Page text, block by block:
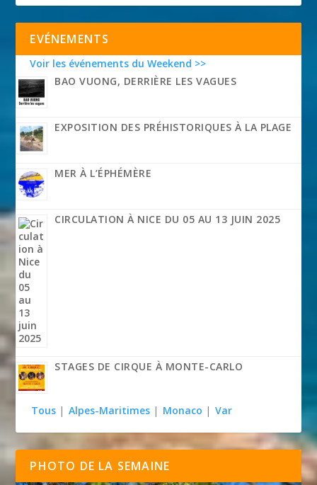
EVÉNEMENTS
Voir les événements du Weekend >>
BAO VUONG, DERRIÈRE LES VAGUES
EXPOSITION DES PRÉHISTORIQUES À LA PLAGE
MER À L’ÉPHÉMÈRE
CIRCULATION À NICE DU 05 AU 13 JUIN 2025
STAGES DE CIRQUE À MONTE-CARLO
Tous | Alpes-Maritimes | Monaco | Var
PHOTO DE LA SEMAINE